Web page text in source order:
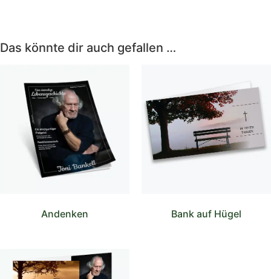
Das könnte dir auch gefallen …
Andenken Bank auf Hügel